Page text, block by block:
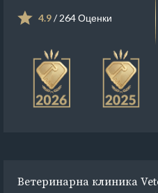
4.9/ 264 Оценки
Ветеринарна клиника